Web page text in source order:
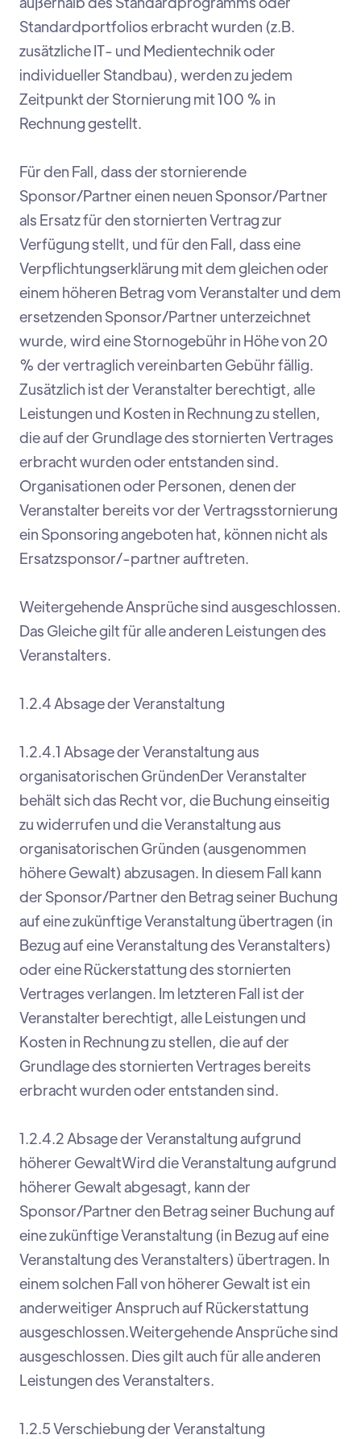
Standardportfolios erbracht wurden (z.B.
zusätzliche IT- und Medientechnik oder
individueller Standbau), werden zu jedem
Zeitpunkt der Stornierung mit 100 % in
Rechnung gestellt.
Für den Fall, dass der stornierende
Sponsor/Partner einen neuen Sponsor/Partner
als Ersatz für den stornierten Vertrag zur
Verfügung stellt, und für den Fall, dass eine
Verpflichtungserklärung mit dem gleichen oder
einem höheren Betrag vom Veranstalter und dem
ersetzenden Sponsor/Partner unterzeichnet
wurde, wird eine Stornogebühr in Höhe von 20
% der vertraglich vereinbarten Gebühr fällig.
Zusätzlich ist der Veranstalter berechtigt, alle
Leistungen und Kosten in Rechnung zu stellen,
die auf der Grundlage des stornierten Vertrages
erbracht wurden oder entstanden sind.
Organisationen oder Personen, denen der
Veranstalter bereits vor der Vertragsstornierung
ein Sponsoring angeboten hat, können nicht als
Ersatzsponsor/-partner auftreten.
Weitergehende Ansprüche sind ausgeschlossen.
Das Gleiche gilt für alle anderen Leistungen des
Veranstalters.
1.2.4 Absage der Veranstaltung
1.2.4.1 Absage der Veranstaltung aus
organisatorischen GründenDer Veranstalter
behält sich das Recht vor, die Buchung einseitig
zu widerrufen und die Veranstaltung aus
organisatorischen Gründen (ausgenommen
höhere Gewalt) abzusagen. In diesem Fall kann
der Sponsor/Partner den Betrag seiner Buchung
auf eine zukünftige Veranstaltung übertragen (in
Bezug auf eine Veranstaltung des Veranstalters)
oder eine Rückerstattung des stornierten
Vertrages verlangen. Im letzteren Fall ist der
Veranstalter berechtigt, alle Leistungen und
Kosten in Rechnung zu stellen, die auf der
Grundlage des stornierten Vertrages bereits
erbracht wurden oder entstanden sind.
1.2.4.2 Absage der Veranstaltung aufgrund
höherer GewaltWird die Veranstaltung aufgrund
höherer Gewalt abgesagt, kann der
Sponsor/Partner den Betrag seiner Buchung auf
eine zukünftige Veranstaltung (in Bezug auf eine
Veranstaltung des Veranstalters) übertragen. In
einem solchen Fall von höherer Gewalt ist ein
anderweitiger Anspruch auf Rückerstattung
ausgeschlossen.Weitergehende Ansprüche sind
ausgeschlossen. Dies gilt auch für alle anderen
Leistungen des Veranstalters.
1.2.5 Verschiebung der Veranstaltung